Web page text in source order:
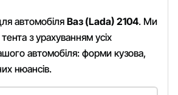
автомобіля Ваз (Lada) 2104. Ми
з урахуванням усіх
автомобіля: форми кузова,
нюансів.